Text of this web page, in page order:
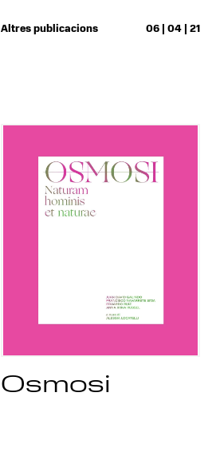
Altres publicacions 06 | 04 | 21
Osmosi